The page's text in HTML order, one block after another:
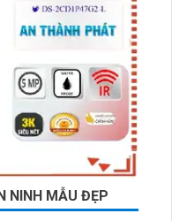
NINH MẪU ĐẸP